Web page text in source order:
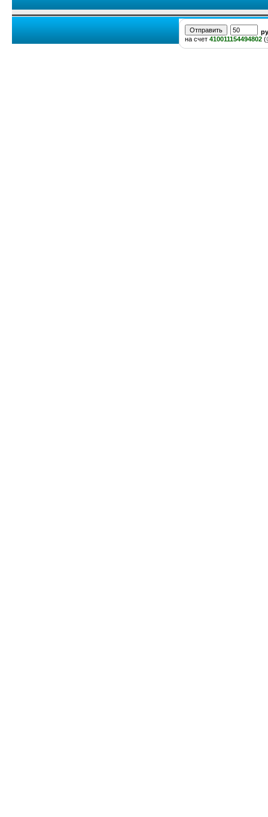
на счет 410011154494802 (